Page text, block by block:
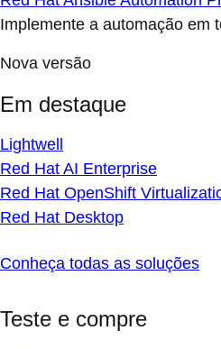
Implemente a automação em
Nova versão
Em destaque
Lightwell
Red Hat AI Enterprise
Red Hat OpenShift
Red Hat Desktop
Conheça todas as soluções
Teste e compre